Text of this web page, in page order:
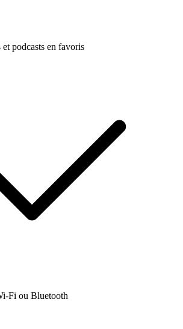
podcasts en favoris
Fi ou Bluetooth